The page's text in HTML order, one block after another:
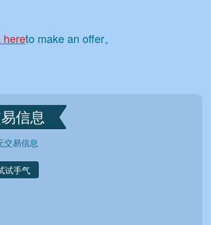
hereto make an offer。
信息
交易信息
试手气